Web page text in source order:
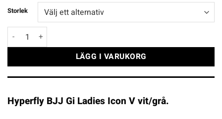
Storlek
Hyperfly BJJ Gi Ladies Icon V vit/grå mängd
LÄGG I VARUKORG
Hyperfly BJJ Gi Ladies Icon V vit/grå.